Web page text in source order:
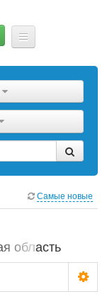
Самые новые
область